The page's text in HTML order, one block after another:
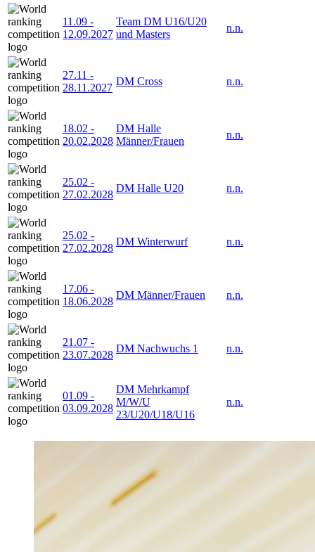
11.09 -
12.09.2027
Team DM U16/U20
und Masters
n.n.
27.11 -
28.11.2027
DM Cross n.n.
18.02 -
20.02.2028
DM Halle
Männer/Frauen
n.n.
25.02 -
27.02.2028
DM Halle U20 n.n.
25.02 -
27.02.2028
DM Winterwurf n.n.
17.06 -
18.06.2028
DM Männer/Frauen n.n.
21.07 -
23.07.2028
DM Nachwuchs 1 n.n.
01.09 -
03.09.2028
DM Mehrkampf
M/W/U
23/U20/U18/U16
n.n.